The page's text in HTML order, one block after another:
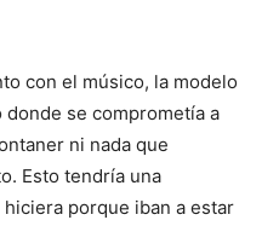
con el músico, la modelo
se comprometía a
ni nada que
Esto tendría una
porque iban a estar